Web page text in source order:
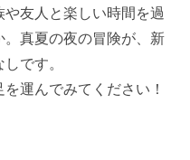
友人と楽しい時間を過
真夏の夜の冒険が、新
です。
運んでみてください！